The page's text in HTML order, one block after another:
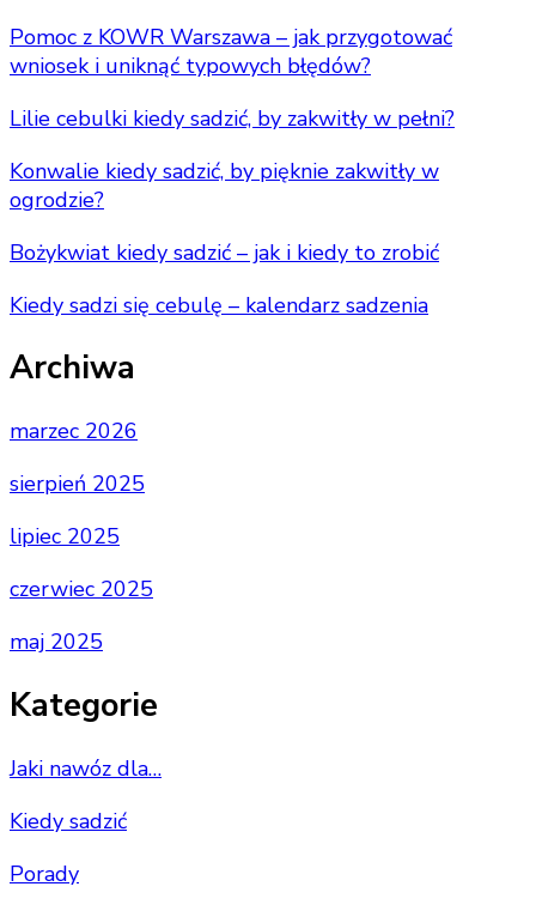
Pomoc z KOWR Warszawa – jak przygotować
wniosek i uniknąć typowych błędów?
Lilie cebulki kiedy sadzić, by zakwitły w pełni?
Konwalie kiedy sadzić, by pięknie zakwitły w
ogrodzie?
Bożykwiat kiedy sadzić – jak i kiedy to zrobić
Kiedy sadzi się cebulę – kalendarz sadzenia
Archiwa
marzec 2026
sierpień 2025
lipiec 2025
czerwiec 2025
maj 2025
Kategorie
Jaki nawóz dla…
Kiedy sadzić
Porady